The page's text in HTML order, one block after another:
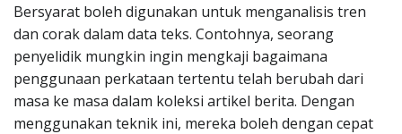
Bersyarat boleh digunakan untuk menganalisis tren
dan corak dalam data teks. Contohnya, seorang
penyelidik mungkin ingin mengkaji bagaimana
penggunaan perkataan tertentu telah berubah dari
masa ke masa dalam koleksi artikel berita. Dengan
menggunakan teknik ini, mereka boleh dengan cepat